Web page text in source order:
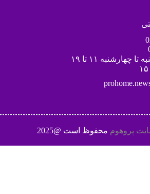
۱۱ تا ۱۹
پروهوممحفوظ است @2025